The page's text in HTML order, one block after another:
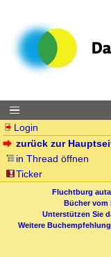
Login
zurück zur
in Thread öffnen
Ticker
Fluchtburg
Bücher vom
Unterstützen Sie
Weitere